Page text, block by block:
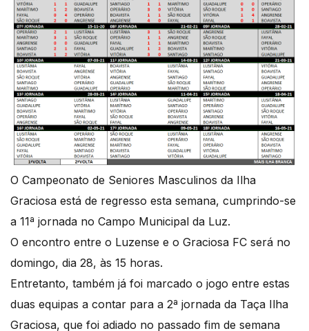
O Campeonato de Seniores Masculinos da Ilha
Graciosa está de regresso esta semana, cumprindo-se
a 11ª jornada no Campo Municipal da Luz.
O encontro entre o Luzense e o Graciosa FC será no
domingo, dia 28, às 15 horas.
Entretanto, também já foi marcado o jogo entre estas
duas equipas a contar para a 2ª jornada da Taça Ilha
Graciosa, que foi adiado no passado fim de semana